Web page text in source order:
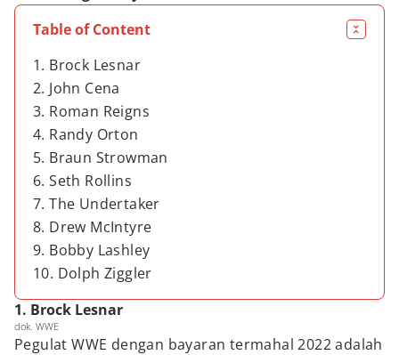
Table of Content
1. Brock Lesnar
2. John Cena
3. Roman Reigns
4. Randy Orton
5. Braun Strowman
6. Seth Rollins
7. The Undertaker
8. Drew McIntyre
9. Bobby Lashley
10. Dolph Ziggler
1. Brock Lesnar
dok. WWE
Pegulat WWE dengan bayaran termahal 2022 adalah